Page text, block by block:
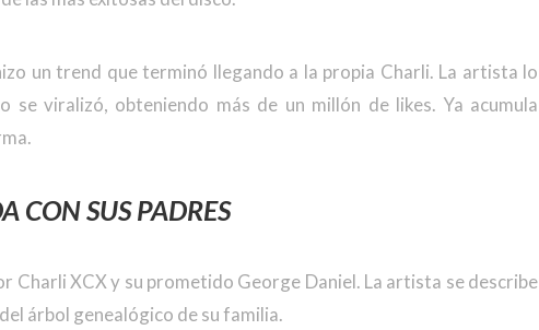
un trend que terminó llegando a la propia Charli. La artista lo
viralizó, obteniendo más de un millón de likes. Ya acumula
CON SUS PADRES
Charli XCX y su prometido George Daniel. La artista se describe
árbol genealógico de su familia.